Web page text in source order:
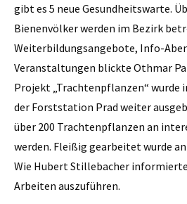
gibt es 5 neue Gesundheitswarte.
Bienenvölker werden im Bezirk
Weiterbildungsangebote, Info-
Veranstaltungen blickte Othmar
Projekt „Trachtenpflanzen“ wurde
der Forststation Prad weiter
über 200 Trachtenpflanzen an
werden. Fleißig gearbeitet wurde
Wie Hubert Stillebacher
Arbeiten auszuführen.